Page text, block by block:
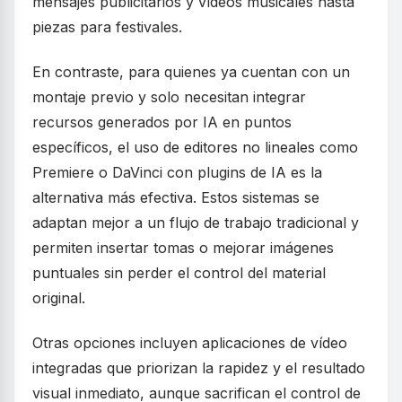
piezas para festivales.
En contraste, para quienes ya cuentan con un
montaje previo y solo necesitan integrar
recursos generados por IA en puntos
específicos, el uso de editores no lineales como
Premiere o DaVinci con plugins de IA es la
alternativa más efectiva. Estos sistemas se
adaptan mejor a un flujo de trabajo tradicional y
permiten insertar tomas o mejorar imágenes
puntuales sin perder el control del material
original.
Otras opciones incluyen aplicaciones de vídeo
integradas que priorizan la rapidez y el resultado
visual inmediato, aunque sacrifican el control de